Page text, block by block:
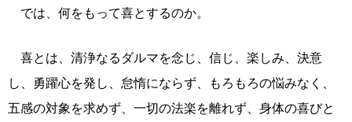
では、何をもって喜とするのか。
喜とは、清浄なるダルマを念じ、信じ、楽しみ、決意
し、勇躍心を発し、怠惰にならず、もろもろの悩みなく、
五感の対象を求めず、一切の法楽を離れず、身体の喜びと